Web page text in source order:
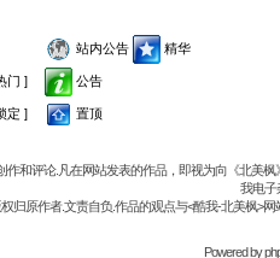
站内公告 精华
门 ] 公告
定 ] 置顶
和评论.凡在网站发表的作品，即视为向《北美
我电子
归原作者.文责自负.作品的观点与<酷我-北美枫>
Powered by